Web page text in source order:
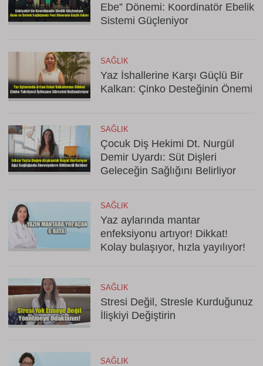
Ebe” Dönemi: Koordinatör Ebelik
Sistemi Güçleniyor
SAĞLIK
Yaz İshallerine Karşı Güçlü Bir
Kalkan: Çinko Desteğinin Önemi
SAĞLIK
Çocuk Diş Hekimi Dt. Nurgül
Demir Uyardı: Süt Dişleri
Geleceğin Sağlığını Belirliyor
SAĞLIK
Yaz aylarında mantar
enfeksiyonu artıyor! Dikkat!
Kolay bulaşıyor, hızla yayılıyor!
SAĞLIK
Stresi Değil, Stresle Kurduğunuz
İlişkiyi Değiştirin
SAĞLIK